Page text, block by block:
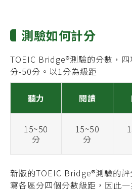
測驗如何計分
TOEIC Bridge®測驗的分數，
分-50分。以1分為級距
聽力 閱讀
15~50
分
15~50
分
新版的TOEIC Bridge®測驗的
寫各區分四個分數級距，因此